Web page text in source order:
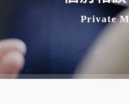
Private